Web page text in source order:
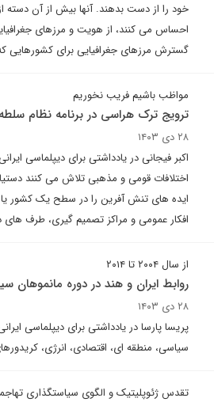
خود را از دست بدهند. آنها بیش از آن
احساس می کنند، از هویت و مرزهای
گسترش مرزهای جغرافیایی برای کشورهایی
مواظب باشیم فریب نخوریم
ترویج ترک هراسی در برنامه نظام سلطه
۲۸ دی ۱۴۰۳
اکبر فیجانی در یادداشتی برای دیپلماسی
اختلافات قومی و مذهبی تلاش می کنند
ایده های تنش آفرین را در سطح یک کشور یا
افکار عمومی و مراکز تصمیم گیری، طرف
از سال ۲۰۰۴ تا ۲۰۱۴
روابط ایران و هند در دوره مانموهان
۲۸ دی ۱۴۰۳
پریسا پارسا در یادداشتی برای دیپلماسی
سیاسی، منطقه ای، اقتصادی، انرژی،
تقدس ژئوپلیتیک و الگوی سیاستگذاری